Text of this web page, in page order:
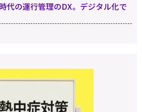
代の運行管理のDX。デジタル化で